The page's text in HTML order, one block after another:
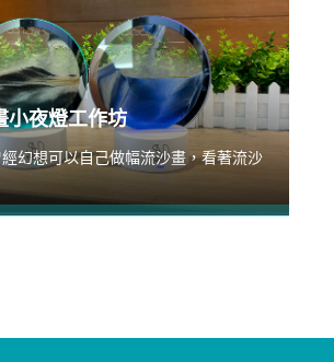
小夜燈工作坊
幻想可以自己做幅流沙畫，看著流沙